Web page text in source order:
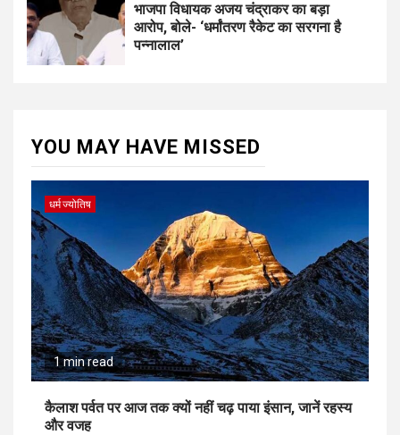
भाजपा विधायक अजय चंद्राकर का बड़ा
आरोप, बोले- ‘धर्मांतरण रैकेट का सरगना है
पन्नालाल’
YOU MAY HAVE MISSED
धर्म ज्योतिष
1 min read
कैलाश पर्वत पर आज तक क्यों नहीं चढ़ पाया इंसान, जानें रहस्य
और वजह